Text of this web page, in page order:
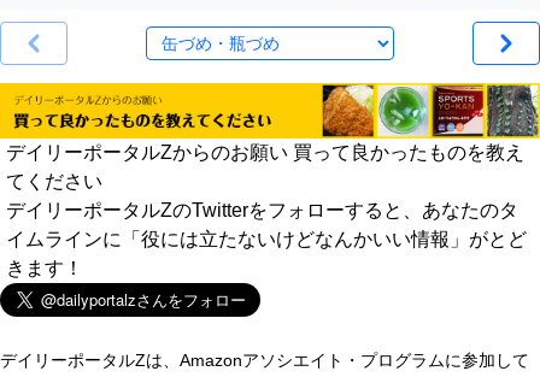
デイリーポータルZからのお願い 買って良かったものを教え
てください
デイリーポータルZのTwitterをフォローすると、あなたのタ
イムラインに「役には立たないけどなんかいい情報」がとど
きます！
デイリーポータルZは、Amazonアソシエイト・プログラムに参加して